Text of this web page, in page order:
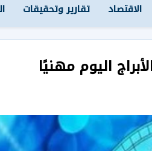
الاقتصاد تقارير وتحقيقات
اليوم مهنيًا